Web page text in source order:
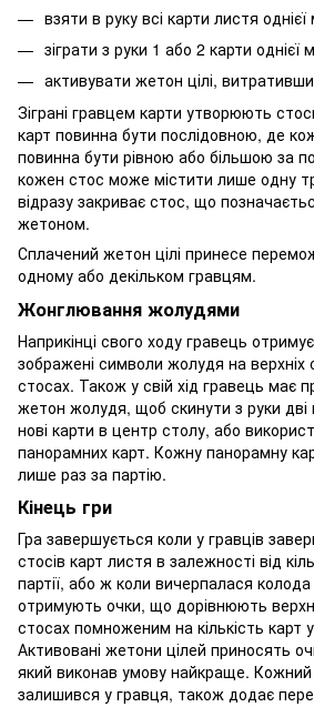
взяти в руку всі карти листя
зіграти з руки 1 або 2 карти однієї
активувати жетон цілі,
Зіграні гравцем карти утворюють
карт повинна бути послідовною, де
повинна бути рівною або більшою за
кожен стос може містити лише одну
відразу закриває стос, що
жетоном.
Сплачений жетон цілі принесе
одному або декільком гравцям.
Жонглювання жолудями
Наприкінці свого ходу гравець
зображені символи жолудя на верхніх
стосах. Також у свій хід гравець має
жетон жолудя, щоб скинути з руки
нові карти в центр столу, або
панорамних карт. Кожну панорамну
лише раз за партію.
Кінець гри
Гра завершується коли у гравців
стосів карт листя в залежності від
партії, або ж коли вичерпалася колода
отримують очки, що дорівнюють
стосах помноженим на кількість карт
Активовані жетони цілей приносять
який виконав умову найкраще.
залишився у гравця, також додає